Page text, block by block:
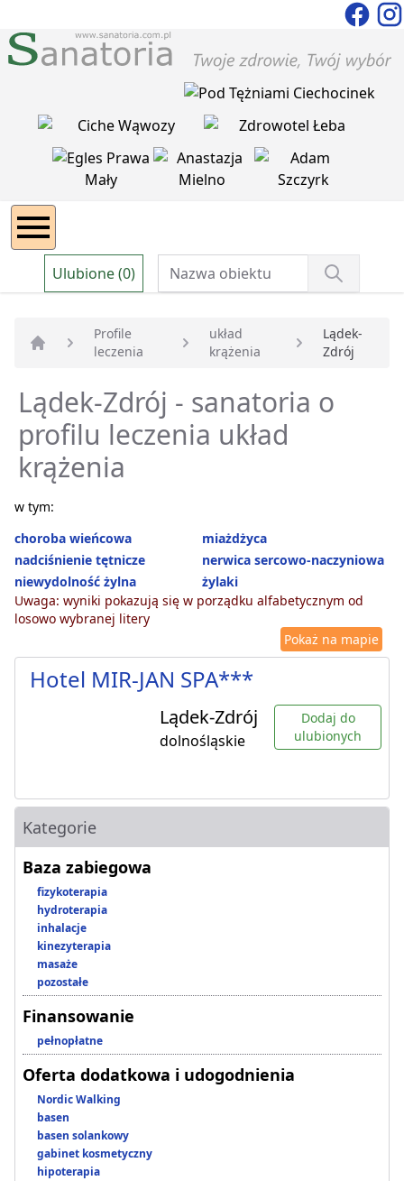
Ulubione (0)
Strona główna
Profile
leczenia
układ
krążenia
Lądek-
Zdrój
Lądek-Zdrój - sanatoria o
profilu leczenia układ
krążenia
w tym:
choroba wieńcowa
miażdżyca
nadciśnienie tętnicze
nerwica sercowo-naczyniowa
niewydolność żylna
żylaki
Uwaga: wyniki pokazują się w porządku alfabetycznym od
losowo wybranej litery
Pokaż na mapie
Hotel MIR-JAN SPA***
Lądek-Zdrój
dolnośląskie
Dodaj do
ulubionych
Kategorie
Baza zabiegowa
fizykoterapia
hydroterapia
inhalacje
kinezyterapia
masaże
pozostałe
Finansowanie
pełnopłatne
Oferta dodatkowa i udogodnienia
Nordic Walking
basen
basen solankowy
gabinet kosmetyczny
hipoterapia